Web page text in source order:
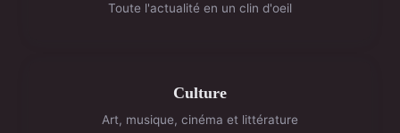
Toute l'actualité en un clin d'oeil
Culture
Art, musique, cinéma et littérature